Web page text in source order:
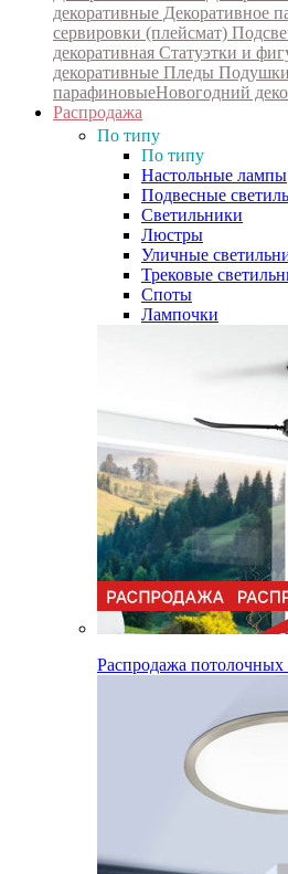
декоративные Декоративное
сервировки (плейсмат)
декоративная Статуэтки и
декоративные Пледы Подушки
парафиновыеНовогодний
Распродажа
По типу
По типу
Настольные лампы
Подвесные
Светильники
Люстры
Уличные
Трековые
Споты
Лампочки
Распродажа потолочных